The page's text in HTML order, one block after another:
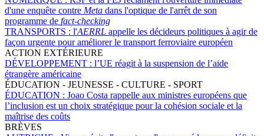
d'une enquête contre Meta dans l'optique de l'arrêt de son
programme de fact-checking
TRANSPORTS : l'AERRL appelle les décideurs politiques à agir de
façon urgente pour améliorer le transport ferroviaire européen
ACTION EXTÉRIEURE
DÉVELOPPEMENT : l’UE réagit à la suspension de l’aide
étrangère américaine
ÉDUCATION - JEUNESSE - CULTURE - SPORT
ÉDUCATION : Joao Costa rappelle aux ministres européens que
l’inclusion est un choix stratégique pour la cohésion sociale et la
maîtrise des coûts
BRÈVES